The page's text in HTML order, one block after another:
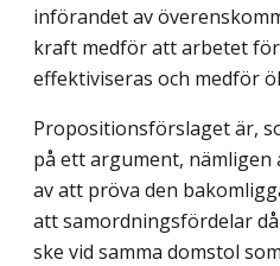
införandet av
kraft medför att arbetet
effektiviseras och medför
Propositionsförslaget är,
på ett argument,
av att pröva den
att samordningsfördelar
ske vid samma domstol